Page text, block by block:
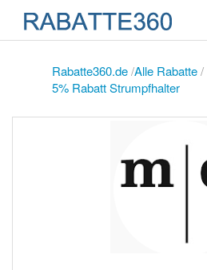
Rabatte360.de/Alle Rabatte/
5% Rabatt Strumpfhalter